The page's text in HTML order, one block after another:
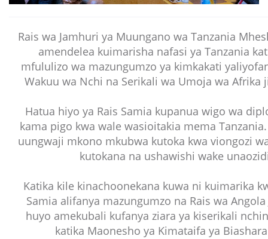
Rais wa Jamhuri ya Muungano wa Tanzania
amendelea kuimarisha nafasi ya Tanzania
mfululizo wa mazungumzo ya kimkakati
Wakuu wa Nchi na Serikali wa Umoja wa
Hatua hiyo ya Rais Samia kupanua wigo wa
kama pigo kwa wale wasioitakia mema
uungwaji mkono mkubwa kutoka kwa viongozi
kutokana na ushawishi wake
Katika kile kinachoonekana kuwa ni kuimarika
Samia alifanya mazungumzo na Rais wa
huyo amekubali kufanya ziara ya kiserikali
katika Maonesho ya Kimataifa ya